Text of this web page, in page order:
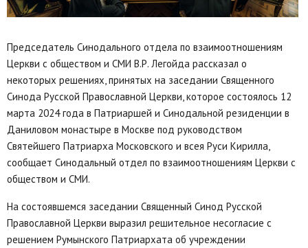
Председатель Синодального отдела по взаимоотношениям
Церкви с обществом и СМИ В.Р. Легойда рассказал о
некоторых решениях, принятых на заседании Священного
Синода Русской Православной Церкви, которое состоялось 12
марта 2024 года в Патриаршей и Синодальной резиденции в
Даниловом монастыре в Москве под руководством
Святейшего Патриарха Московского и всея Руси Кирилла,
сообщает Синодальный отдел по взаимоотношениям Церкви с
обществом и СМИ.
На состоявшемся заседании Священный Синод Русской
Православной Церкви выразил решительное несогласие с
решением Румынского Патриархата об учреждении